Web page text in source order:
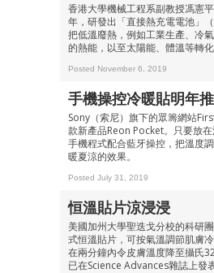
香港大學機械工程系副教授馮憲
年，研發出「直接熱充電電池」
把低溫廢熱，例如工業生產、冷
的熱能，以至太陽能、體溫等轉化
Posted November 6, 2019
手機操控冷暖貼明年
Sony（索尼）旗下的眾籌網站
款新產品Reon Pocket。只要放
手機程式配合藍牙操控，把溫度
暖夏涼的效果。
Posted July 31, 2019
恒溫貼片涼浸浸
美國加州大學聖迭戈分校的科研
式恒溫貼片，可按氣溫調節肌膚
在兩分鐘內令皮膚溫度降至攝氏
已在Science Advances雜誌上發表